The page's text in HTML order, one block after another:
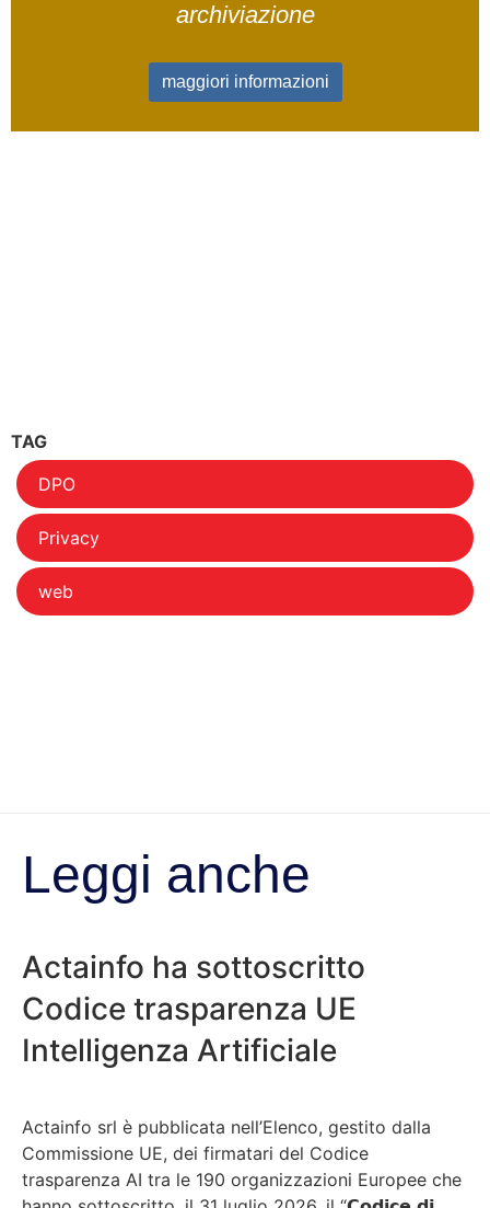
archiviazione
maggiori informazioni
TAG
DPO
Privacy
web
Leggi anche
Actainfo ha sottoscritto
Codice trasparenza UE
Intelligenza Artificiale
Actainfo srl è pubblicata nell’Elenco, gestito dalla
Commissione UE, dei firmatari del Codice
trasparenza AI tra le 190 organizzazioni Europee che